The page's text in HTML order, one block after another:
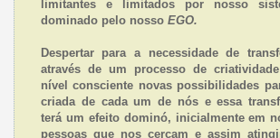
limitantes e limitados por nosso
dominado pelo nosso EGO.
Despertar para a necessidade de
através de um processo de
nível consciente novas possibilidades
criada de cada um de nós e essa
terá um efeito dominó, inicialmente em
pessoas que nos cercam e assim